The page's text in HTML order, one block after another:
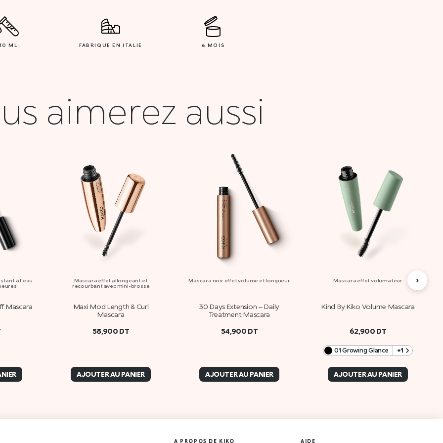
ML FABRIQUE EN ITALIE 6 MOIS
aimerez aussi
à l'eau
Mascara
Mascara effet allongeant et
recourbant avec mini-brosse
Maxi Mod Length & Curl
Mascara
58,900 DT
AJOUTER AU PANIER
Mascara noir effet volume et longueur
30 Days Extension – Daily
Treatment Mascara
54,900 DT
AJOUTER AU PANIER
Mascara effet volumateur
Kind By Kiko Volume Mascara
62,900 DT
01 Growing Glance +1
AJOUTER AU PANIER
›
A PROPOS DE KIKO AIDE